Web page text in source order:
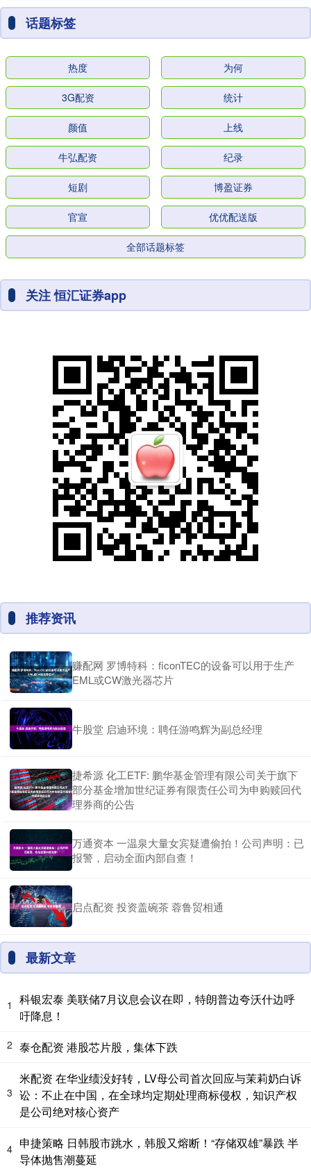
话题标签
热度 为何
3G配资 统计
颜值 上线
牛弘配资 纪录
短剧 博盈证券
官宣 优优配送版
全部话题标签
关注 恒汇证券app
推荐资讯
赚配网 罗博特科：ficonTEC的设备可以用于生产
EML或CW激光器芯片
牛股堂 启迪环境：聘任游鸣辉为副总经理
捷希源 化工ETF: 鹏华基金管理有限公司关于旗下
部分基金增加世纪证券有限责任公司为申购赎回代
理券商的公告
万通资本 一温泉大量女宾疑遭偷拍！公司声明：已
报警，启动全面内部自查！
启点配资 投资盖碗茶 蓉鲁贸相通
最新文章
1
科银宏泰 美联储7月议息会议在即，特朗普边夸沃什边呼
吁降息！
2 泰仓配资 港股芯片股，集体下跌
3
米配资 在华业绩没好转，LV母公司首次回应与茉莉奶白诉
讼：不止在中国，在全球均定期处理商标侵权，知识产权
是公司绝对核心资产
4 申捷策略 日韩股市跳水，韩股又熔断！“存储双雄”暴跌 半
导体抛售潮蔓延